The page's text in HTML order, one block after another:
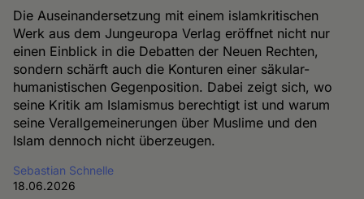
Die Auseinandersetzung mit einem islamkritischen
Werk aus dem Jungeuropa Verlag eröffnet nicht nur
einen Einblick in die Debatten der Neuen Rechten,
sondern schärft auch die Konturen einer säkular-
humanistischen Gegenposition. Dabei zeigt sich, wo
seine Kritik am Islamismus berechtigt ist und warum
seine Verallgemeinerungen über Muslime und den
Islam dennoch nicht überzeugen.
Sebastian Schnelle
18.06.2026